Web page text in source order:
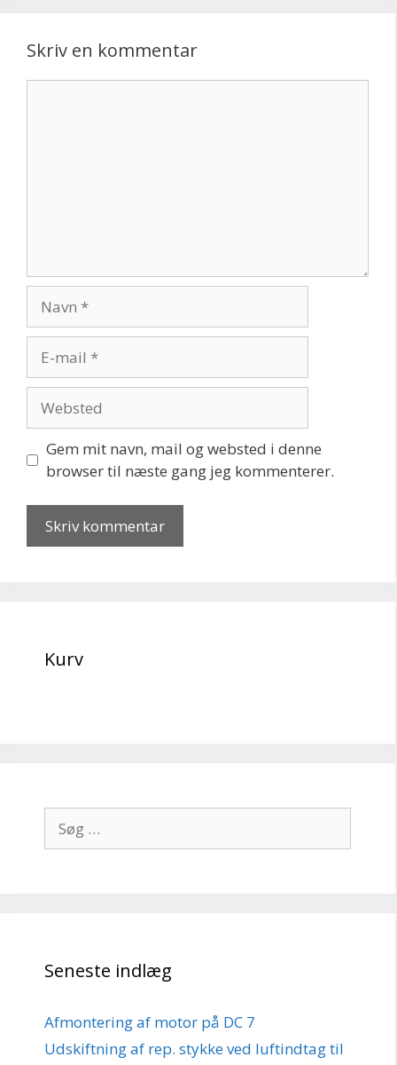
Skriv en kommentar
mail
Gem mit navn, mail og websted i denne
browser til næste gang jeg kommenterer.
Kurv
efter:
Seneste indlæg
Afmontering af motor på DC 7
Udskiftning af rep. stykke ved luftindtag til